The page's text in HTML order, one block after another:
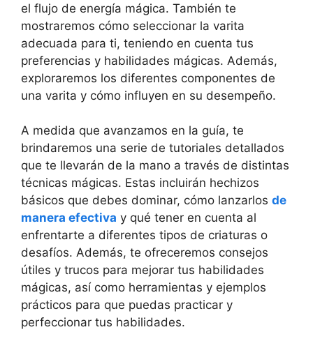
el flujo de energía mágica. También te
mostraremos cómo seleccionar la varita
adecuada para ti, teniendo en cuenta tus
preferencias y habilidades mágicas. Además,
exploraremos los diferentes componentes de
una varita y cómo influyen en su desempeño.
A medida que avanzamos en la guía, te
brindaremos una serie de tutoriales detallados
que te llevarán de la mano a través de distintas
técnicas mágicas. Estas incluirán hechizos
básicos que debes dominar, cómo lanzarlos de
manera efectiva y qué tener en cuenta al
enfrentarte a diferentes tipos de criaturas o
desafíos. Además, te ofreceremos consejos
útiles y trucos para mejorar tus habilidades
mágicas, así como herramientas y ejemplos
prácticos para que puedas practicar y
perfeccionar tus habilidades.